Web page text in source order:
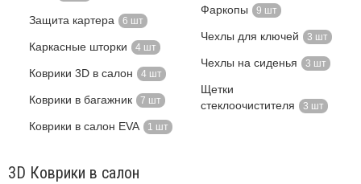
Защита картера 6 шт
Каркасные шторки 4 шт
Коврики 3D в салон 4 шт
Коврики в багажник 7 шт
Коврики в салон EVA 1 шт
Фаркопы 9 шт
Чехлы для ключей 3 шт
Чехлы на сиденья 3 шт
Щетки
стеклоочистителя
3 шт
3D Коврики в салон